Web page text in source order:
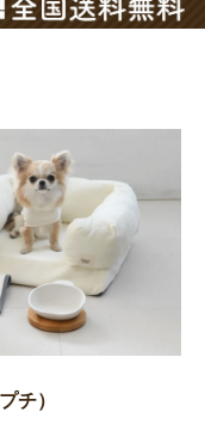
チ）